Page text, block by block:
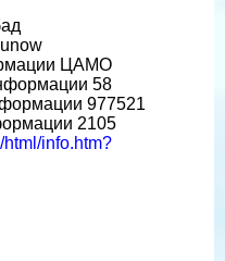
ЦАМО
58
977521
2105
info.htm?